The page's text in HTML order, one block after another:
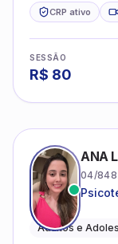
CRP ativo
SESSÃO
R$ 80
ANA
04/
Adultos e